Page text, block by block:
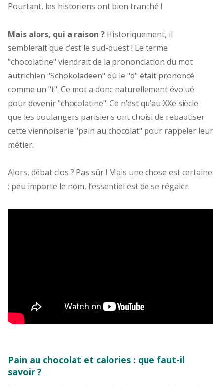
Pourtant, les historiens ont bien tranché !
Mais alors, qui a raison ? Historiquement, il
semblerait que c’est le sud-ouest ! Le terme
"chocolatine" viendrait de la prononciation du mot
autrichien "Schokoladeen" où le "d" était prononcé
comme un "t". Ce mot a donc naturellement évolué
pour devenir "chocolatine". Ce n’est qu’au XXe siècle
que les boulangers parisiens ont choisi de rebaptiser
cette viennoiserie "pain au chocolat" pour rappeler leur
métier.
Alors, débat clos ? Pas sûr ! Mais une chose est certaine
: peu importe le nom, l’essentiel est de se régaler.
Pain au chocolat et calories : que faut-il
savoir ?